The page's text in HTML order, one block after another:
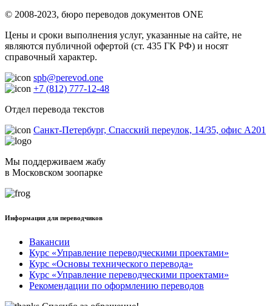
© 2008-2023, бюро переводов документов ONE
Цены и сроки выполнения услуг, указанные на сайте, не
являются публичной офертой (ст. 435 ГК РФ) и носят
справочный характер.
spb@perevod.one
+7 (812) 777-12-48
Отдел перевода текстов
Санкт-Петербург, Спасский переулок, 14/35, офис А201
Мы поддерживаем жабу
в Московском зоопарке
Информация для переводчиков
Вакансии
Курс «Управление переводческими проектами»
Курс «Основы технического перевода»
Курс «Управление переводческими проектами»
Рекомендации по оформлению переводов